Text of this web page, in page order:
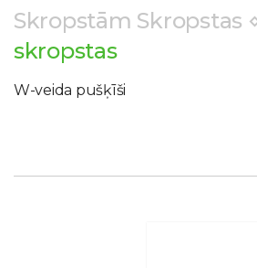
Skropstām Skropstas
skropstas
W-veida pušķīši